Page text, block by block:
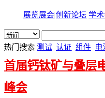
展览展会|创新论坛 学
热门搜索 测试 认证 组件 电
首届钙钛矿与叠层
峰会